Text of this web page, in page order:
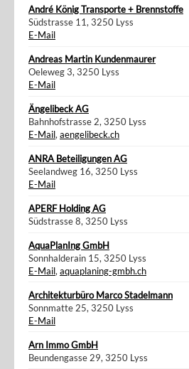
André König Transporte + Brennstoffe
Südstrasse 11, 3250 Lyss
E-Mail
Andreas Martin Kundenmaurer
Oeleweg 3, 3250 Lyss
E-Mail
Ängelibeck AG
Bahnhofstrasse 2, 3250 Lyss
E-Mail, aengelibeck.ch
ANRA Beteiligungen AG
Seelandweg 16, 3250 Lyss
E-Mail
APERF Holding AG
Südstrasse 8, 3250 Lyss
AquaPlanIng GmbH
Sonnhalderain 15, 3250 Lyss
E-Mail, aquaplaning-gmbh.ch
Architekturbüro Marco Stadelmann
Sonnmatte 25, 3250 Lyss
E-Mail
Arn Immo GmbH
Beundengasse 29, 3250 Lyss